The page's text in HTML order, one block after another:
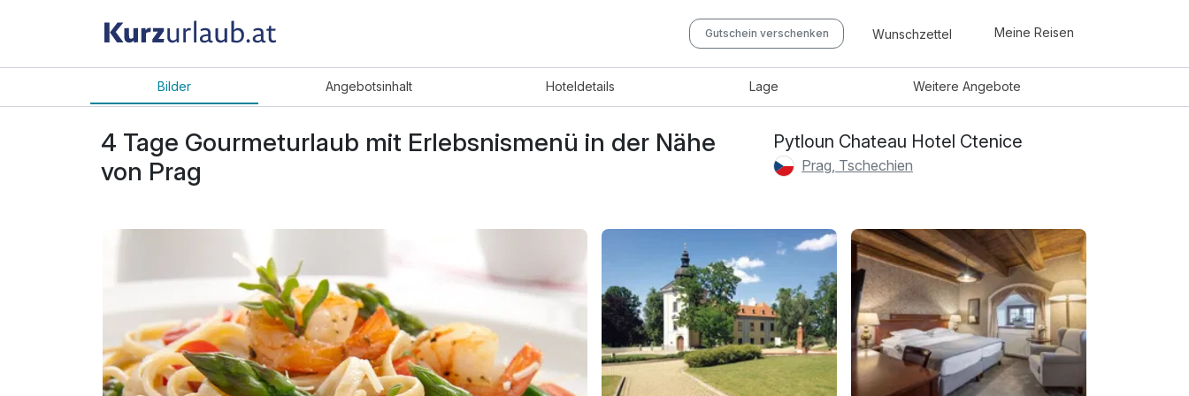
Gutschein verschenken Wunschzettel Meine Reisen
Bilder Angebotsinhalt Hoteldetails Lage WeitereAngebote
4 Tage Gourmeturlaub mit Erlebsnismenü in der Nähe
von Prag
Pytloun Chateau Hotel Ctenice
Prag, Tschechien